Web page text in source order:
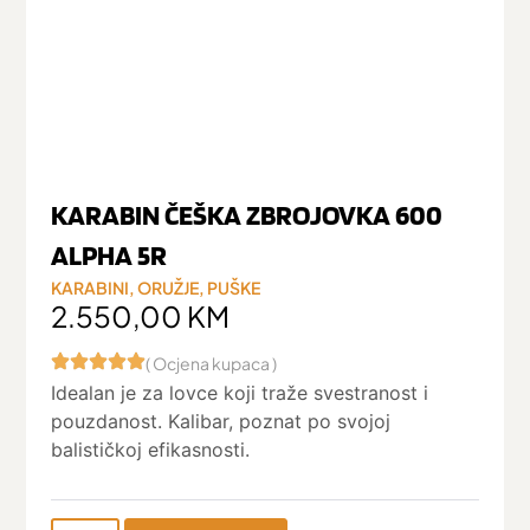
KARABIN ČEŠKA ZBROJOVKA 600
ALPHA 5R
KARABINI,ORUŽJE, PUŠKE
2.550,00 KM
( Ocjena kupaca )
Idealan je za lovce koji traže svestranost i
pouzdanost. Kalibar, poznat po svojoj
balističkoj efikasnosti.